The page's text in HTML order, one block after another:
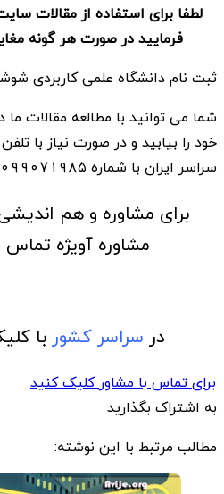
لطفا برای استفاده از مقالات
فرمایید در صورت هر گونه
ثبت نام دانشگاه علمی کاربردی
شما می توانید با مطالعه مقالات
خود را بیابید و در صورت نیاز با
سراسر ایران با شماره ۹۰۹۹۰۷۱۹۸۵ تماس بگیرید.
برای مشاوره و هم
مشاوره آویژه
در سراسر کشوربا
برای تماس با مشاور کلیک کنید
به اشتراک بگذارید
مطالب مرتبط با این نوشته: